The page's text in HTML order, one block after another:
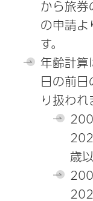
から旅券
の申請よ
す。
年齢計算
日の前日
り扱われ
歳